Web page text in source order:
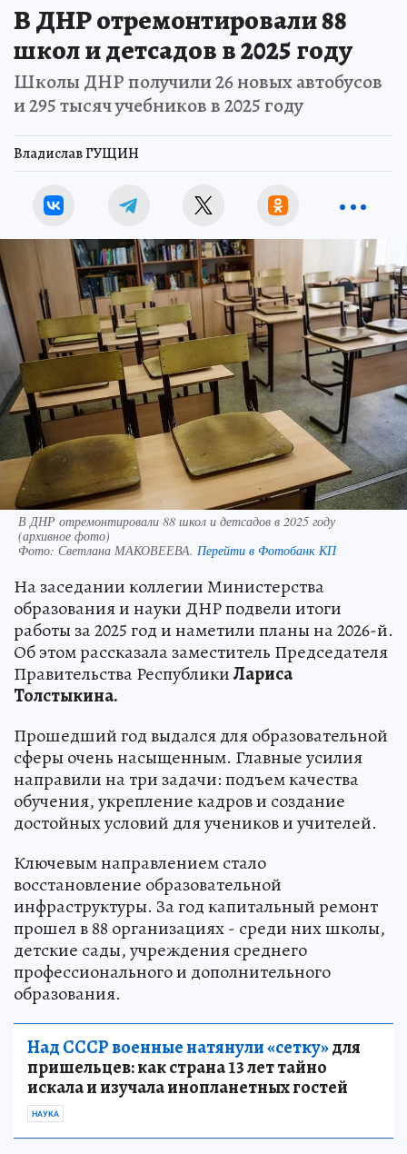
В ДНР отремонтировали 88
школ и детсадов в 2025 году
Школы ДНР получили 26 новых автобусов
и 295 тысяч учебников в 2025 году
Владислав ГУЩИН
В ДНР отремонтировали 88 школ и детсадов в 2025 году
(архивное фото)
Фото: Светлана МАКОВЕЕВА. Перейти в Фотобанк КП
На заседании коллегии Министерства
образования и науки ДНР подвели итоги
работы за 2025 год и наметили планы на 2026-й.
Об этом рассказала заместитель Председателя
Правительства РеспубликиЛариса
Толстыкина.
Прошедший год выдался для образовательной
сферы очень насыщенным. Главные усилия
направили на три задачи: подъем качества
обучения, укрепление кадров и создание
достойных условий для учеников и учителей.
Ключевым направлением стало
восстановление образовательной
инфраструктуры. За год капитальный ремонт
прошел в 88 организациях - среди них школы,
детские сады, учреждения среднего
профессионального и дополнительного
образования.
Над СССР военные натянули «сетку»для
пришельцев: как страна 13 лет тайно
искала и изучала инопланетных гостей
НАУКА